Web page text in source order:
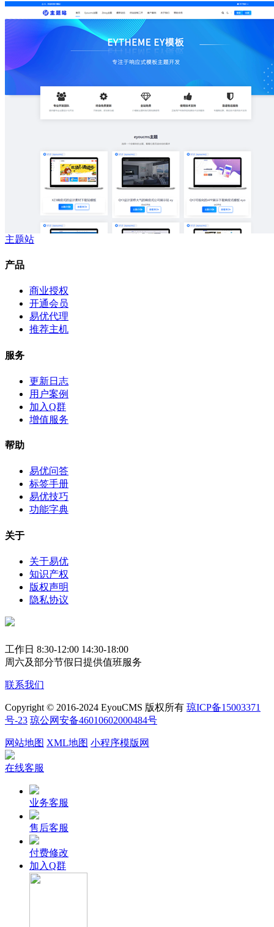
主题站
产品
商业授权
开通会员
易优代理
推荐主机
服务
更新日志
用户案例
加入Q群
增值服务
帮助
易优问答
标签手册
易优技巧
功能字典
关于
关于易优
知识产权
版权声明
隐私协议
工作日 8:30-12:00 14:30-18:00
周六及部分节假日提供值班服务
联系我们
Copyright © 2016-2024 EyouCMS 版权所有 琼ICP备15003371
号-23 琼公网安备46010602000484号
网站地图 XML地图 小程序模版网
在线客服
业务客服
售后客服
付费修改
加入Q群